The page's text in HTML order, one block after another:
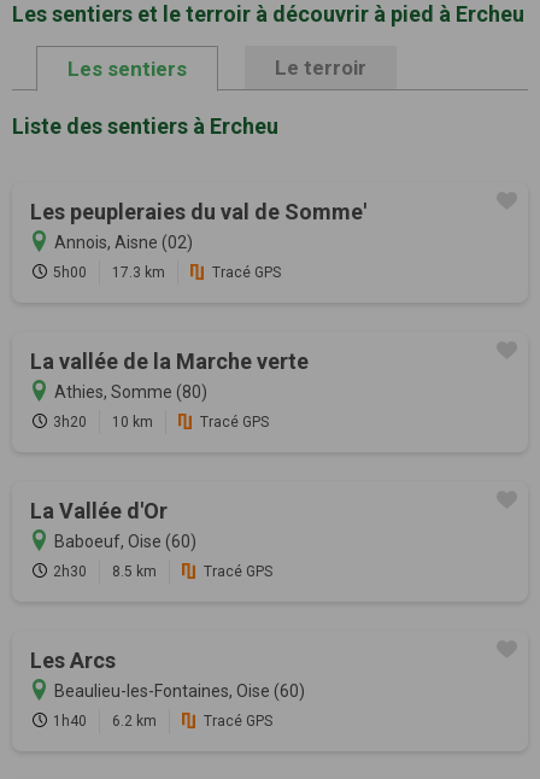
Les sentiers et le terroir à découvrir à pied à Ercheu
Les sentiers Le terroir
Liste des sentiers à Ercheu
Les peupleraies du val de Somme'
Annois, Aisne (02)
5h00 17.3 km Tracé GPS
La vallée de la Marche verte
Athies, Somme (80)
3h20 10 km Tracé GPS
La Vallée d'Or
Baboeuf, Oise (60)
2h30 8.5 km Tracé GPS
Les Arcs
Beaulieu-les-Fontaines, Oise (60)
1h40 6.2 km Tracé GPS